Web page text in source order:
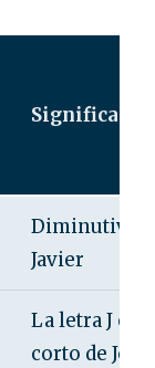
Significado
Diminutivo
Javier
La letra J o
corto de José